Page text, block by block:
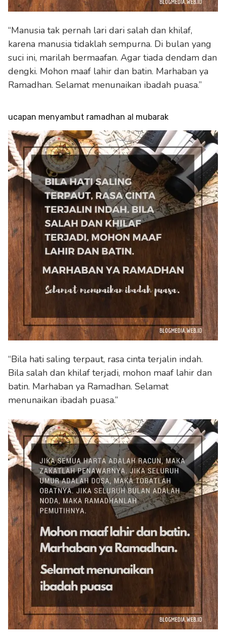
“Manusia tak pernah lari dari salah dan khilaf,
karena manusia tidaklah sempurna. Di bulan yang
suci ini, marilah bermaafan. Agar tiada dendam dan
dengki. Mohon maaf lahir dan batin. Marhaban ya
Ramadhan. Selamat menunaikan ibadah puasa.”
ucapan menyambut ramadhan al mubarak
“Bila hati saling terpaut, rasa cinta terjalin indah.
Bila salah dan khilaf terjadi, mohon maaf lahir dan
batin. Marhaban ya Ramadhan. Selamat
menunaikan ibadah puasa.”